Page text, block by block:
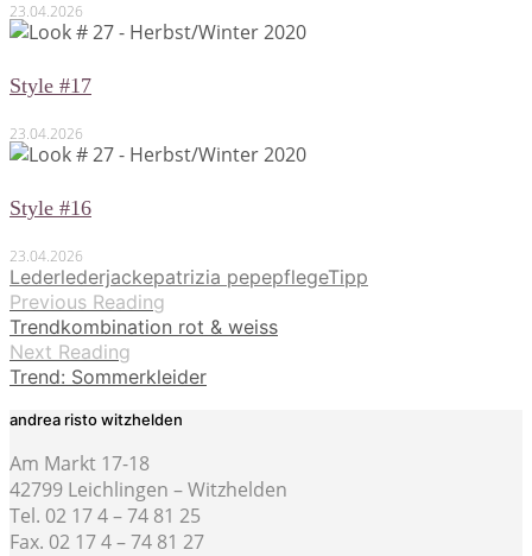
23.04.2026
Style #17
23.04.2026
Style #16
23.04.2026
Lederlederjackepatrizia pepepflegeTipp
Previous Reading
Trendkombination rot & weiss
Next Reading
Trend: Sommerkleider
andrea risto witzhelden
Am Markt 17-18
42799 Leichlingen – Witzhelden
Tel. 02 17 4 – 74 81 25
Fax. 02 17 4 – 74 81 27